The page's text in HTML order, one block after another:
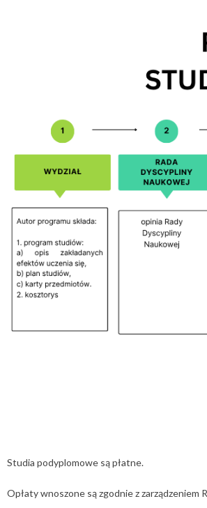
Studia podyplomowe są płatne.
Opłaty wnoszone są zgodnie z zarządzeniem